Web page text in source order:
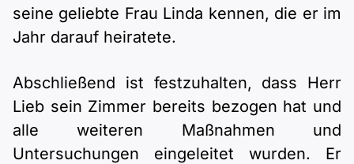
seine geliebte Frau Linda kennen, die er im
Jahr darauf heiratete.
Abschließend ist festzuhalten, dass Herr
Lieb sein Zimmer bereits bezogen hat und
alle weiteren Maßnahmen und
Untersuchungen eingeleitet wurden. Er